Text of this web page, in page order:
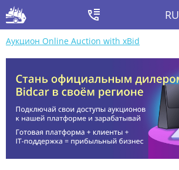
RU
Аукцион Online Auction with xBid